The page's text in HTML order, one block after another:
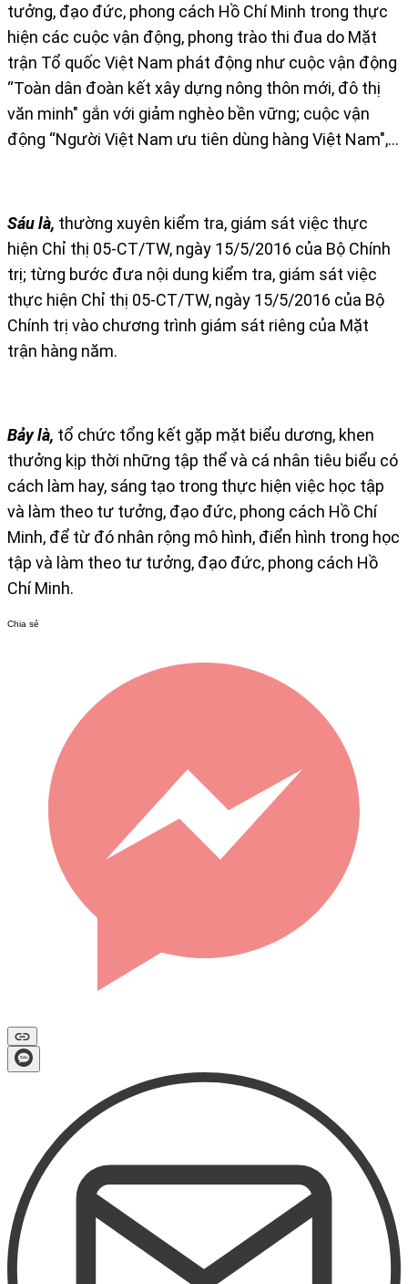
tưởng, đạo đức, phong cách Hồ Chí Minh trong thực
hiện các cuộc vận động, phong trào thi đua do Mặt
trận Tổ quốc Việt Nam phát động như cuộc vận động
“Toàn dân đoàn kết xây dựng nông thôn mới, đô thị
văn minh" gắn với giảm nghèo bền vững; cuộc vận
động “Người Việt Nam ưu tiên dùng hàng Việt Nam",…
Sáu là, thường xuyên kiểm tra, giám sát việc thực
hiện Chỉ thị 05-CT/TW, ngày 15/5/2016 của Bộ Chính
trị; từng bước đưa nội dung kiểm tra, giám sát việc
thực hiện Chỉ thị 05-CT/TW, ngày 15/5/2016 của Bộ
Chính trị vào chương trình giám sát riêng của Mặt
trận hàng năm.
Bảy là, tổ chức tổng kết gặp mặt biểu dương, khen
thưởng kịp thời những tập thể và cá nhân tiêu biểu có
cách làm hay, sáng tạo trong thực hiện việc học tập
và làm theo tư tưởng, đạo đức, phong cách Hồ Chí
Minh, để từ đó nhân rộng mô hình, điển hình trong học
tập và làm theo tư tưởng, đạo đức, phong cách Hồ
Chí Minh.
Chia sẻ